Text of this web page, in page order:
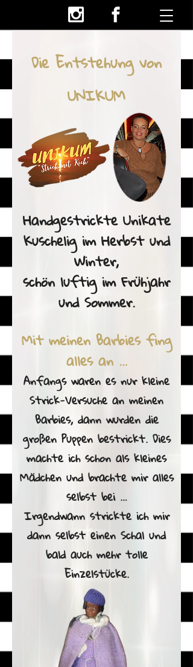
Die Entstehung von
UNIKUM
Handgestrickte Unikate
Kuschelig im Herbst und
Winter,
schön luftig im Frühjahr
und Sommer.
Mit meinen Barbies fing
alles an …
Anfangs waren es nur kleine
Strick-Versuche an meinen
Barbies, dann wurden die
großen Puppen bestrickt. Dies
machte ichschon als kleines
Mädchen und brachte mir alles
selbst bei …
Irgendwann strickte ich mir
dann selbst einen Schal und
bald auch mehr tolle
Einzelstücke.